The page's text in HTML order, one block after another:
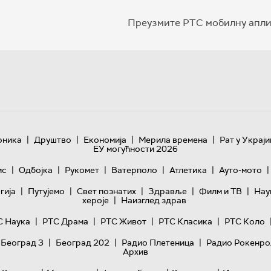
Преузмите РТС мобилну
| Друштво | Економија | Мерила времена | Рат у
ЕУ могућности 2026
| Одбојка | Рукомет | Ватерполо | Атлетика | Ауто-мото |
| Путујемо | Свет познатих | Здравље | Филм и ТВ |
хероје | Наизглед здрав
Наука | РТС Драма | РТС Живот | РТС Класика | РТС Коло
3 | Београд 202 | Радио Плетеница | Радио
Архив